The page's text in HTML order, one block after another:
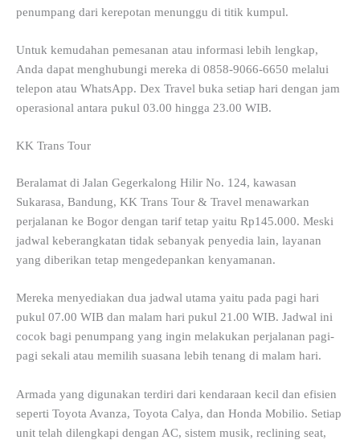
penumpang dari kerepotan menunggu di titik kumpul.
Untuk kemudahan pemesanan atau informasi lebih lengkap,
Anda dapat menghubungi mereka di 0858-9066-6650 melalui
telepon atau WhatsApp. Dex Travel buka setiap hari dengan jam
operasional antara pukul 03.00 hingga 23.00 WIB.
KK Trans Tour
Beralamat di Jalan Gegerkalong Hilir No. 124, kawasan
Sukarasa, Bandung, KK Trans Tour & Travel menawarkan
perjalanan ke Bogor dengan tarif tetap yaitu Rp145.000. Meski
jadwal keberangkatan tidak sebanyak penyedia lain, layanan
yang diberikan tetap mengedepankan kenyamanan.
Mereka menyediakan dua jadwal utama yaitu pada pagi hari
pukul 07.00 WIB dan malam hari pukul 21.00 WIB. Jadwal ini
cocok bagi penumpang yang ingin melakukan perjalanan pagi-
pagi sekali atau memilih suasana lebih tenang di malam hari.
Armada yang digunakan terdiri dari kendaraan kecil dan efisien
seperti Toyota Avanza, Toyota Calya, dan Honda Mobilio. Setiap
unit telah dilengkapi dengan AC, sistem musik, reclining seat,